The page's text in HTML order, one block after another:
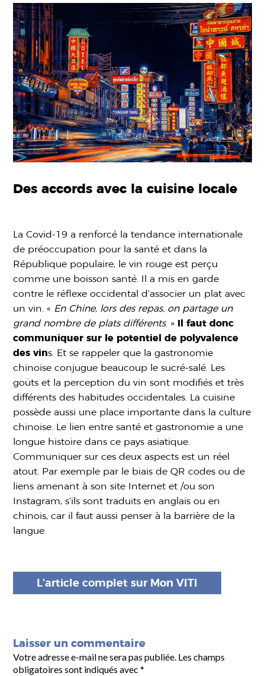
Des accords avec la cuisine locale
La Covid-19 a renforcé la tendance internationale
de préoccupation pour la santé et dans la
République populaire, le vin rouge est perçu
comme une boisson santé. Il a mis en garde
contre le réflexe occidental d’associer un plat avec
un vin. « En Chine, lors des repas, on partage un
grand nombre de plats différents. » Il faut donc
communiquer sur le potentiel de polyvalence
des vins. Et se rappeler que la gastronomie
chinoise conjugue beaucoup le sucré-salé. Les
goûts et la perception du vin sont modifiés et très
différents des habitudes occidentales. La cuisine
possède aussi une place importante dans la culture
chinoise. Le lien entre santé et gastronomie a une
longue histoire dans ce pays asiatique.
Communiquer sur ces deux aspects est un réel
atout. Par exemple par le biais de QR codes ou de
liens amenant à son site Internet et /ou son
Instagram, s’ils sont traduits en anglais ou en
chinois, car il faut aussi penser à la barrière de la
langue.
L’article complet sur Mon VITI
Laisser un commentaire
Votre adresse e-mail ne sera pas publiée. Les champs
obligatoires sont indiqués avec*